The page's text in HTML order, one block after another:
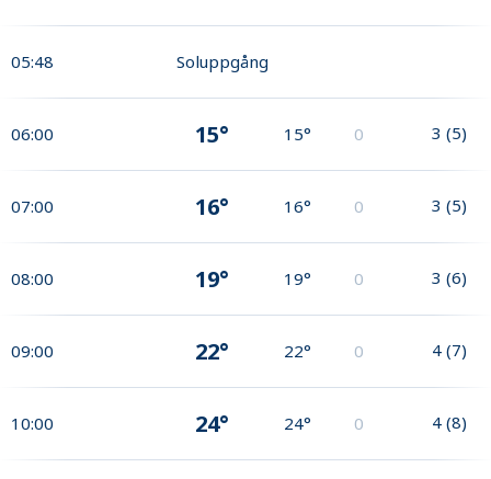
05:48 Soluppgång
06:00 15° 15° 0 3 (5)
07:00 16° 16° 0 3 (5)
08:00 19° 19° 0 3 (6)
09:00 22° 22° 0 4 (7)
10:00 24° 24° 0 4 (8)